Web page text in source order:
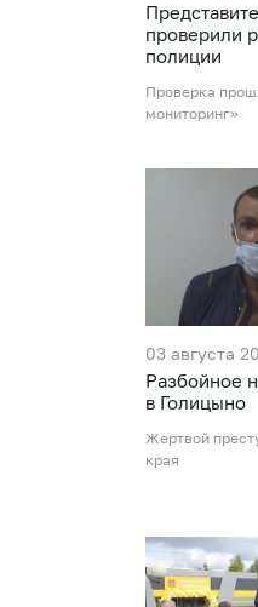
проверили
полиции
Проверка
мониторинг»
03 августа
Разбойное
в Голицыно
Жертвой
края